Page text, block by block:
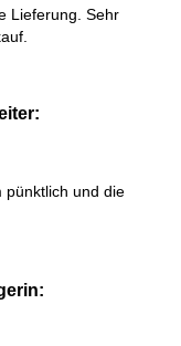
Lieferung. Sehr
pünktlich und die